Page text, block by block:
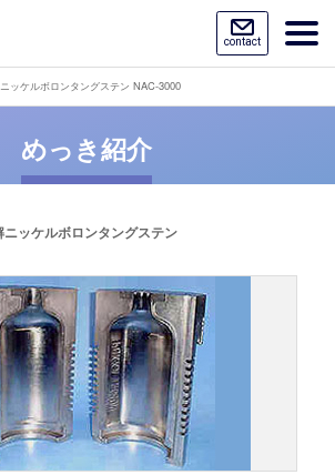
contact
ッケルボロンタングステン NAC-3000
めっき紹介
ニッケルボロンタングステン